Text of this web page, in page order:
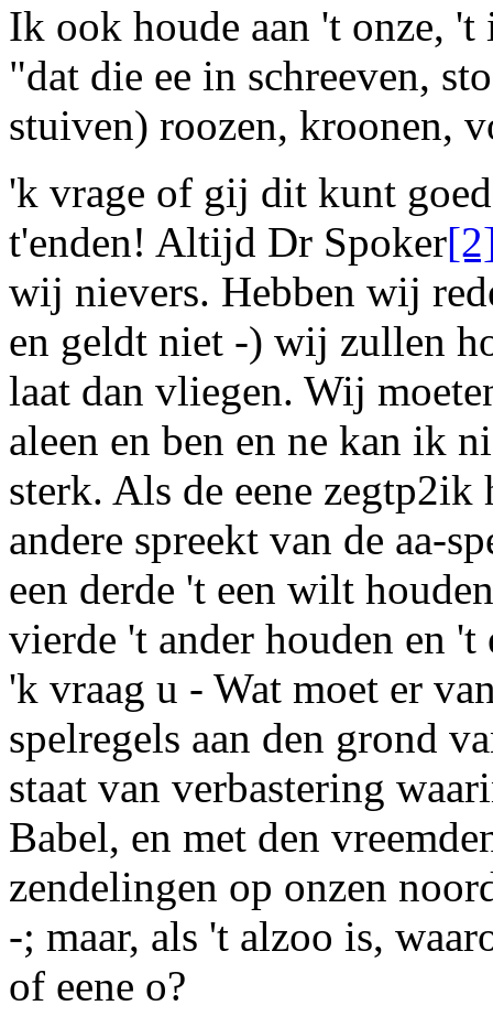
Ik ook houde aan 't onze,
"dat die ee in schreeven,
stuiven) roozen, kroonen, v
'k vrage of gij dit kunt
t'enden! Altijd Dr Spoker
wij nievers. Hebben wij
en geldt niet -) wij zullen
laat dan vliegen. Wij
aleen en ben en ne kan ik
sterk. Als de eene zegtp2ik
andere spreekt van de aa-
een derde 't een wilt
vierde 't ander houden en 't
'k vraag u - Wat moet er
spelregels aan den grond
staat van verbastering
Babel, en met den
zendelingen op onzen
-; maar, als 't alzoo is,
of eene o?